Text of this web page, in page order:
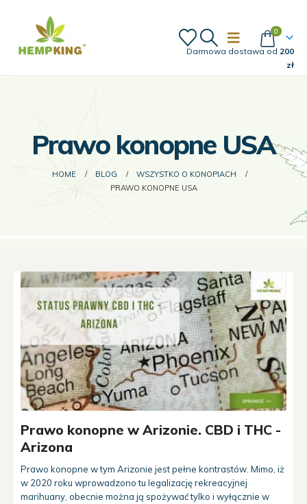
0
Darmowa dostawa od 200
zł
Prawo konopne USA
HOME BLOG
WSZYSTKO O KONOPIACH
PRAWO KONOPNE USA
Prawo konopne w Arizonie. CBD i THC -
Arizona
Prawo konopne w tym Arizonie jest pełne kontrastów. Mimo, iż
w 2020 roku wprowadzono tu legalizację rekreacyjnej
marihuany, obecnie można ją spożywać tylko i wyłącznie w